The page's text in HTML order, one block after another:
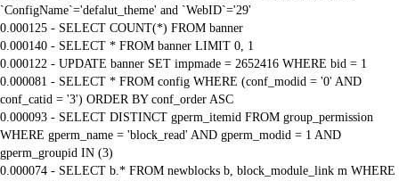
`ConfigName`='defalut_theme' and `WebID`='29'
0.000125 - SELECT COUNT(*) FROM banner
0.000140 - SELECT * FROM banner LIMIT 0, 1
0.000122 - UPDATE banner SET impmade = 2652416 WHERE bid = 1
0.000081 - SELECT * FROM config WHERE (conf_modid = '0' AND
conf_catid = '3') ORDER BY conf_order ASC
0.000093 - SELECT DISTINCT gperm_itemid FROM group_permission
WHERE gperm_name = 'block_read' AND gperm_modid = 1 AND
gperm_groupid IN (3)
0.000074 - SELECT b.* FROM newblocks b, block_module_link m WHERE